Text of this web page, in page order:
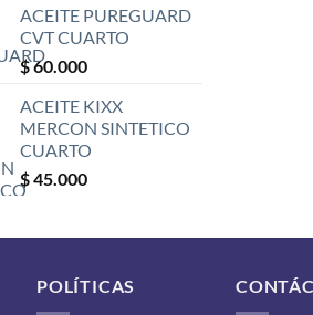
ACEITE PUREGUARD
CVT CUARTO
$60.000
ACEITE KIXX
MERCON SINTETICO
CUARTO
$45.000
POLÍTICAS